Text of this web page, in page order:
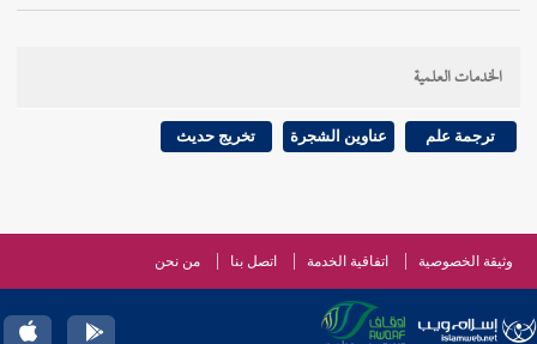
[ ص:
الخدمات العلمية
ترجمة علم عناوين الشجرة تخريج حديث
وثيقة الخصوصية اتفاقية الخدمة اتصل بنا من نحن